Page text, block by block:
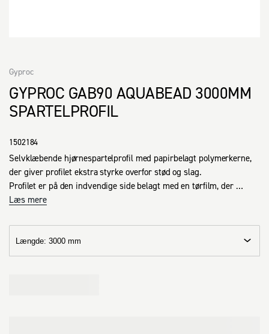
GYPROC GAB90 AQUABEAD 3000MM
SPARTELPROFIL
Gyproc
1502184
Selvklæbende hjørnespartelprofil med papirbelagt polymerkerne,
der giver profilet ekstra styrke overfor stød og slag.
Profilet er på den indvendige side belagt med en tørfilm, der
aktiveres ved påføring af vand, når profilet skal anvendes.
Læs mere
Længde: 3000 mm